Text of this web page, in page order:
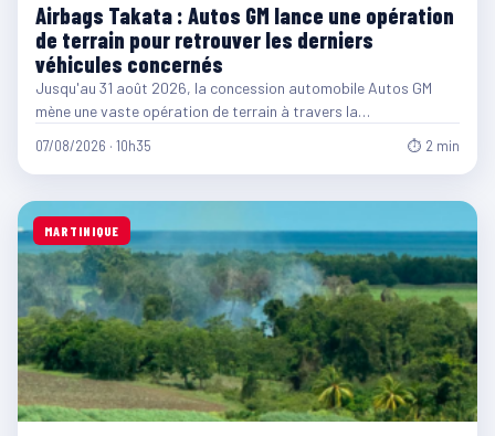
Airbags Takata : Autos GM lance une opération
de terrain pour retrouver les derniers
véhicules concernés
Jusqu'au 31 août 2026, la concession automobile Autos GM
mène une vaste opération de terrain à travers la…
07/08/2026 · 10h35 ⏱ 2 min
MARTINIQUE